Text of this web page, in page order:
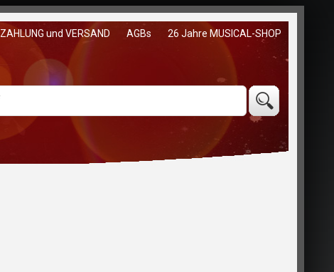
ZAHLUNG und VERSAND AGBs 26 Jahre MUSICAL-SHOP